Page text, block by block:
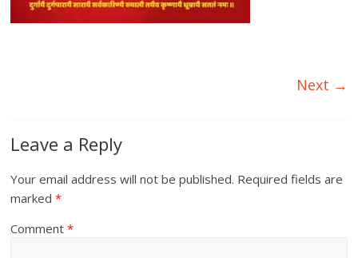
Next →
Leave a Reply
Your email address will not be published. Required fields are
marked*
Comment*